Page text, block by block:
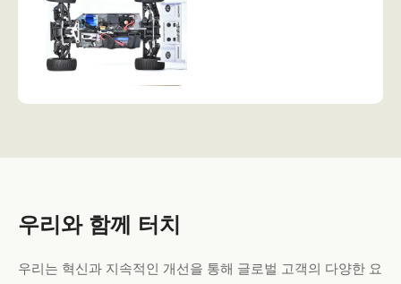
우리와 함께 터치
우리는 혁신과 지속적인 개선을 통해 글로벌 고객의 다양한 요